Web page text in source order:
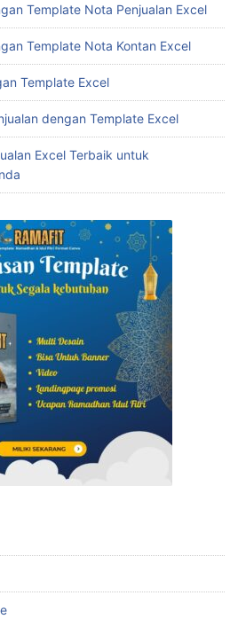
Template Nota Penjualan Excel
Template Nota Kontan Excel
Template Excel
dengan Template Excel
Excel Terbaik untuk